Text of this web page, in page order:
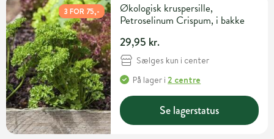
3 FOR 75,-
Økologisk kruspersille,
Petroselinum Crispum, i bakke
29,95 kr.
Sælges kun i center
På lager i2 centre
Se lagerstatus